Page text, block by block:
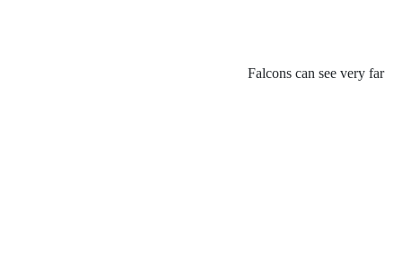
Falcons can see very far